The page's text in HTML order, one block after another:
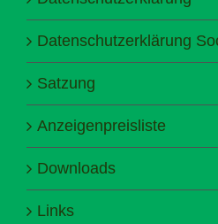
Datenschutzerklärung
Satzung
Anzeigenpreisliste
Downloads
Links